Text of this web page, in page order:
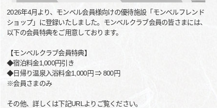
2026年4月より、モンベル会員様向けの優待施設「モンベルフレンド
ショップ」に登録いたしました。モンベルクラブ会員の皆さまには、
以下の会員特典をご用意しております。
【モンベルクラブ会員特典】
◆宿泊料金1,000円引き
◆日帰り温泉入浴料金1,000円 ⇒ 800円
※会員さまのみ
その他、詳しくは下記URLよりご覧ください。